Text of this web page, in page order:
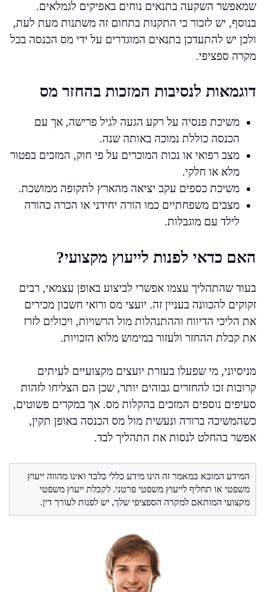
שמאפשר השקעה בתנאים נוחים באפיקים לגמלאים.
בנוסף, יש לזכור כי התקנות בתחום זה משתנות מעת לעת,
ולכן יש להתעדכן בתנאים המוגדרים על ידי מס הכנסה בכל
מקרה ספציפי.
דוגמאות לנסיבות המזכות בהחזר מס
משיכת פנסיה על רקע הגעה לגיל פרישה, אך עם
הכנסה כוללת נמוכה באותה שנה.
מצב רפואי או נכות המוכרים על פי חוק, המזכים בפטור
מלא או חלקי.
משיכת כספים עקב יציאה מהארץ לתקופה ממושכת.
מצבים משפחתיים כמו הורה יחידני או הכרה כהורה
לילד עם מוגבלות.
האם כדאי לפנות לייעוץ מקצועי?
בעוד שהתהליך עצמו אפשרי לביצוע באופן עצמאי, רבים
זקוקים להכוונה בעניין זה. יועצי מס ורואי חשבון מכירים
את הליכי הדיווח וההתנהלות מול הרשויות, ויכולים לזרז
את קבלת ההחזר ולעזור במימוש מלוא הזכויות.
מניסיוני, מי שפעלו בעזרת יועצים מקצועיים לעיתים
קרובות זכו להחזרים גבוהים יותר, שכן הם הצליחו לזהות
סעיפים נוספים המזכים בהקלות מס. אך במקרים פשוטים,
כשהמשיכה ברורה ונעשית מול מס הכנסה באופן תקין,
אפשר בהחלט לנסות את התהליך לבד.
המידע המובא במאמר זה הינו מידע כללי בלבד ואינו מהווה ייעוץ
משפטי או תחליף לייעוץ משפטי פרטני. לקבלת ייעוץ משפטי
מקצועי המותאם למקרה הספציפי שלך, יש לפנות לעורך דין.